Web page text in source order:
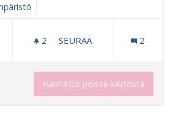
mukaan: Rakennettu ympäristö
2 2 SEURAAJAA
SEURAA 2
Kannatus poissa käytöstä